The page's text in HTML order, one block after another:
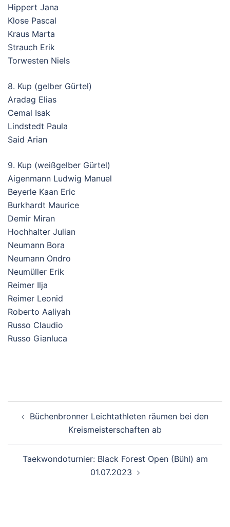
Hippert Jana
Klose Pascal
Kraus Marta
Strauch Erik
Torwesten Niels
8. Kup (gelber Gürtel)
Aradag Elias
Cemal Isak
Lindstedt Paula
Said Arian
9. Kup (weißgelber Gürtel)
Aigenmann Ludwig Manuel
Beyerle Kaan Eric
Burkhardt Maurice
Demir Miran
Hochhalter Julian
Neumann Bora
Neumann Ondro
Neumüller Erik
Reimer Ilja
Reimer Leonid
Roberto Aaliyah
Russo Claudio
Russo Gianluca
Büchenbronner Leichtathleten räumen bei den
Kreismeisterschaften ab
Taekwondoturnier: Black Forest Open (Bühl) am
01.07.2023